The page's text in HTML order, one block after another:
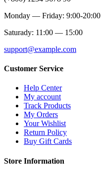
Monday — Friday: 9:00-20:00
Saturady: 11:00 — 15:00
support@example.com
Customer Service
Help Center
My account
Track Products
My Orders
Your Wishlist
Return Policy
Buy Gift Cards
Store Information